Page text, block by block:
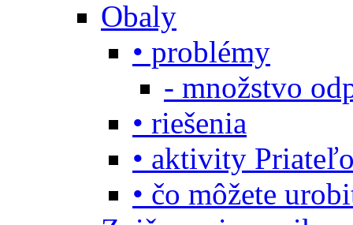
Obaly
• problémy
- množstvo
• riešenia
• aktivity
• čo môžete